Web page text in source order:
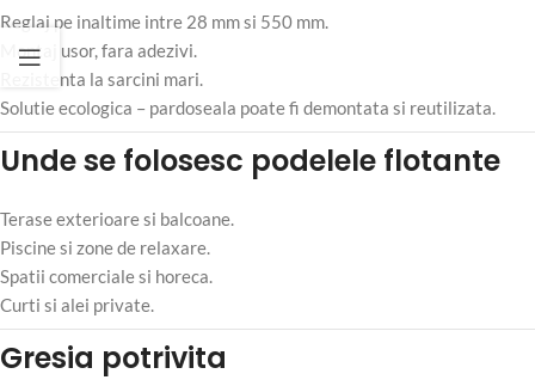
Reglaj pe inaltime intre 28 mm si 550 mm.
Montaj usor, fara adezivi.
Rezistenta la sarcini mari.
Solutie ecologica – pardoseala poate fi demontata si reutilizata.
Unde se folosesc podelele flotante
Terase exterioare si balcoane.
Piscine si zone de relaxare.
Spatii comerciale si horeca.
Curti si alei private.
Gresia potrivita